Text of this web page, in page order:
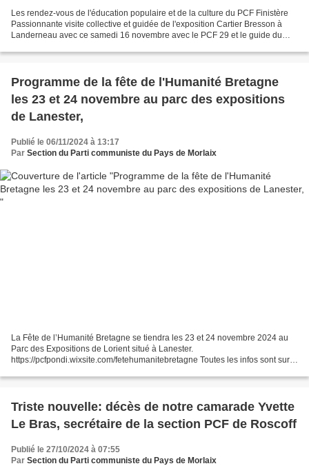
Les rendez-vous de l'éducation populaire et de la culture du PCF Finistère
Passionnante visite collective et guidée de l'exposition Cartier Bresson à
Landerneau avec ce samedi 16 novembre avec le PCF 29 et le guide du
Programme de la fête de l'Humanité Bretagne
les 23 et 24 novembre au parc des expositions
de Lanester,
Publié le 06/11/2024 à 13:17
Par Section du Parti communiste du Pays de Morlaix
La Fête de l’Humanité Bretagne se tiendra les 23 et 24 novembre 2024 au
Parc des Expositions de Lorient situé à Lanester.
https://pcfpondi.wixsite.com/fetehumanitebretagne Toutes les infos sont sur
Triste nouvelle: décès de notre camarade Yvette
Le Bras, secrétaire de la section PCF de Roscoff
Publié le 27/10/2024 à 07:55
Par Section du Parti communiste du Pays de Morlaix